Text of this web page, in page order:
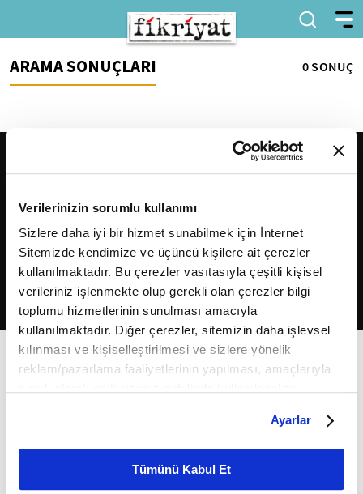
Verilerinizin sorumlu kullanımı
Sizlere daha iyi bir hizmet sunabilmek için İnternet
Sitemizde kendimize ve üçüncü kişilere ait çerezler
kullanılmaktadır. Bu çerezler vasıtasıyla çeşitli kişisel
verileriniz işlenmekte olup gerekli olan çerezler bilgi
toplumu hizmetlerinin sunulması amacıyla
kullanılmaktadır. Diğer çerezler, sitemizin daha işlevsel
kılınması ve kişiselleştirilmesi ve sizlere yönelik
reklam/pazarlama faaliyetlerinin yapılması, amaçlarıyla
belirleyebilirsiniz. Çerezlere ilişkin detaylı bilgi için
Ayarlar butonuna tıklayabilir,Çerez Bilgilendirme
Metnimizi ziyaret edebilirsiniz.
6698 sayılı Kişisel Verilerin Korunması Kanunu uyarınca
Ayarlar
Tümünü Kabul Et
ARAMA SONUÇLARI 0 SONUÇ
2026Fikriyat. Tüm hakları saklıdır.